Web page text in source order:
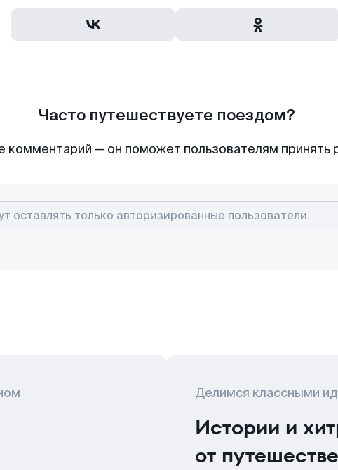
Часто путешествуете поездом?
комментарий — он поможет пользователям принять
Делимся классными
Истории и
от